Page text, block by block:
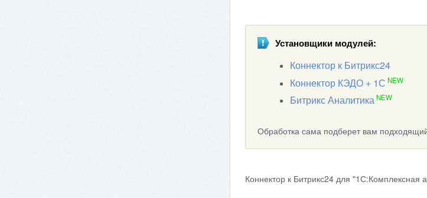
Установщики модулей:
Коннектор к Битрикс24
Коннектор КЭДО + 1С NEW
Битрикс Аналитика NEW
Обработка сама подберет вам
Коннектор к Битрикс24 для "1С:Комплексная